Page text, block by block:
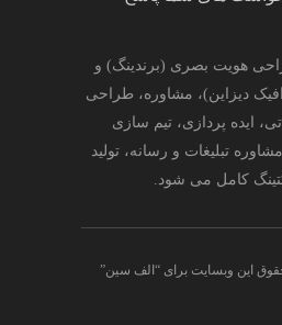
هویت بصری (برندینگ) و
دیزاین)، مشاوره، طراحی
ایده پردازی، تیم سازی
تبلیغات و رسانه، تولید
کامل می شود.
© 2025 کلیه حقوق این وبسایت برای “الف سین”